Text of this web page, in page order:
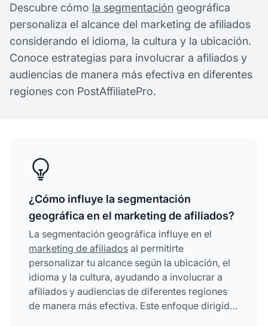
Descubre cómo la segmentación geográfica
personaliza el alcance del marketing de afiliados
considerando el idioma, la cultura y la ubicación.
Conoce estrategias para involucrar a afiliados y
audiencias de manera más efectiva en diferentes
regiones con PostAffiliatePro.
¿Cómo influye la segmentación
geográfica en el marketing de afiliados?
La segmentación geográfica influye en el
marketing de afiliados al permitirte
personalizar tu alcance según la ubicación, el
idioma y la cultura, ayudando a involucrar a
afiliados y audiencias de diferentes regiones
de manera más efectiva. Este enfoque dirigido